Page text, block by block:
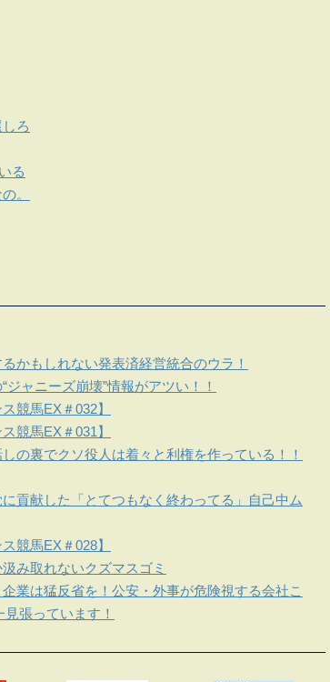
ろ
る
。
かもしれない発表済経営統合のウラ！
ャニーズ崩壊”情報がアツい！！
競馬EX＃032】
競馬EX＃031】
の裏でクソ役人は着々と利権を作っている！！
貢献した「とてつもなく終わってる」自己中ム
競馬EX＃028】
み取れないクズマスゴミ
業は猛反省を！公安・外事が危険視する会社こ
張っています！